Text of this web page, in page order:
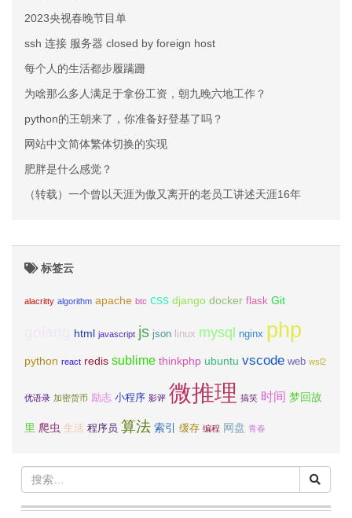
2023央视春晚节目单
ssh 连接 服务器 closed by foreign host
每个人的生活都步履蹒跚
为啥那么多人满足于拿份工资，朝九晚六地工作？
python的王朝来了，你准备好登基了吗？
网站中文简体繁体切换的实现
肥胖是什么感觉？
（转载）一个曾以天涯为傲又离开的老员工讲述天涯16年
标签云
alacritty algorithm apache btc css django docker flask Git
html javascript js json linux mysql nginx php
python react redis sublime thinkphp ubuntu vscode web wsl2
优语录 加密货币 励志 小程序 影评 微推理 搞笑 时间 梦回故
里 爬虫 生活 程序员 算法 索引 缓存 编程 网盘 青春